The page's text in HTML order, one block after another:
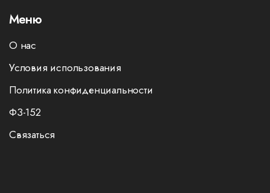
Меню
О нас
Условия использования
Политика конфиденциальности
ФЗ-152
Связаться